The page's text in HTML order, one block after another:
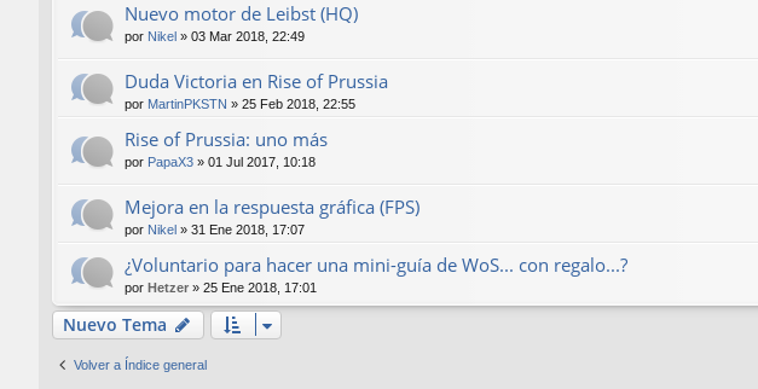
Nuevo motor de Leibst (HQ)
por Nikel » 03 Mar 2018, 22:49
Duda Victoria en Rise of Prussia
por MartinPKSTN » 25 Feb 2018, 22:55
Rise of Prussia: uno más
por PapaX3 » 01 Jul 2017, 10:18
Mejora en la respuesta gráfica (FPS)
por Nikel » 31 Ene 2018, 17:07
¿Voluntario para hacer una mini-guía de WoS... con regalo...?
por Hetzer » 25 Ene 2018, 17:01
Nuevo Tema
Volver a Índice general